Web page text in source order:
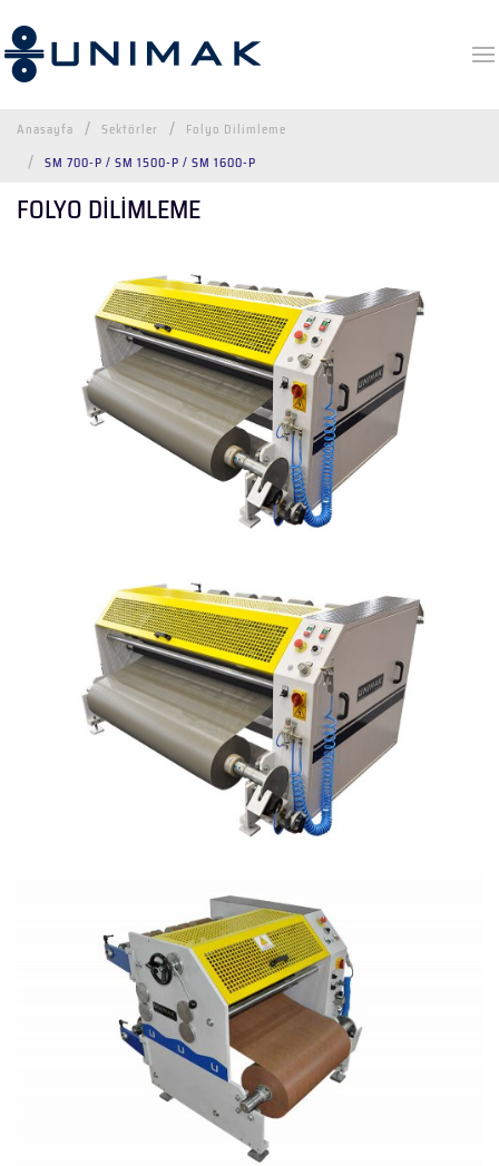
Anasayfa Sektörler
Folyo Dilimleme
SM 700-P / SM 1500-P / SM 1600-P
FOLYO DİLİMLEME